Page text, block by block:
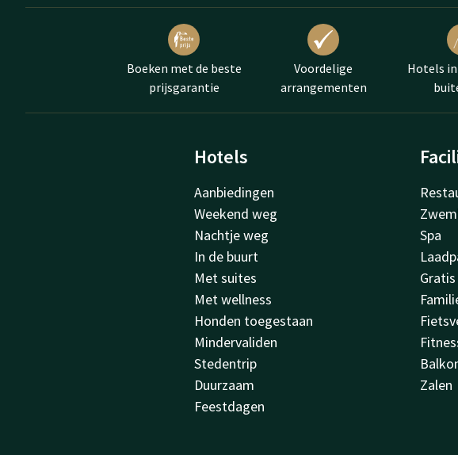
Boeken met de beste
prijsgarantie
Voordelige
arrangementen
Hotels
Hotels
Aanbiedingen
Weekend weg
Nachtje weg
In de buurt
Met suites
Met wellness
Honden toegestaan
Mindervaliden
Stedentrip
Duurzaam
Feestdagen
Spa
Zalen